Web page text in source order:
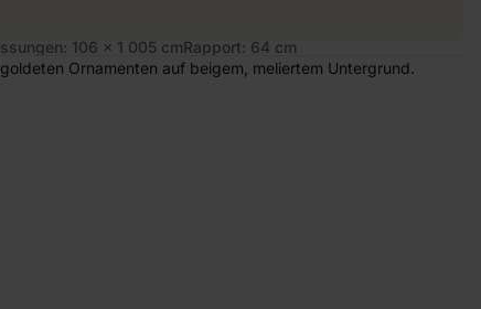
106 x 1 005 cmRapport: 64 cm
Ornamenten auf beigem, meliertem Untergrund.